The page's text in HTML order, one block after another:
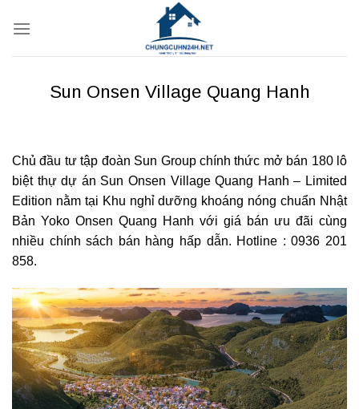
qua
Sun Onsen Village Quang Hanh
Chủ đầu tư tập đoàn Sun Group chính thức mở bán 180 lô
biệt thự dự án Sun Onsen Village Quang Hanh – Limited
Edition nằm tại Khu nghỉ dưỡng khoáng nóng chuẩn Nhật
Bản Yoko Onsen Quang Hanh với giá bán ưu đãi cùng
nhiều chính sách bán hàng hấp dẫn. Hotline : 0936 201
858.